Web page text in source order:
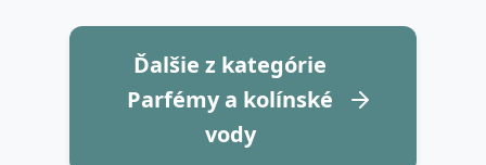
Ďalšie z kategórie
Parfémy a kolínské
vody